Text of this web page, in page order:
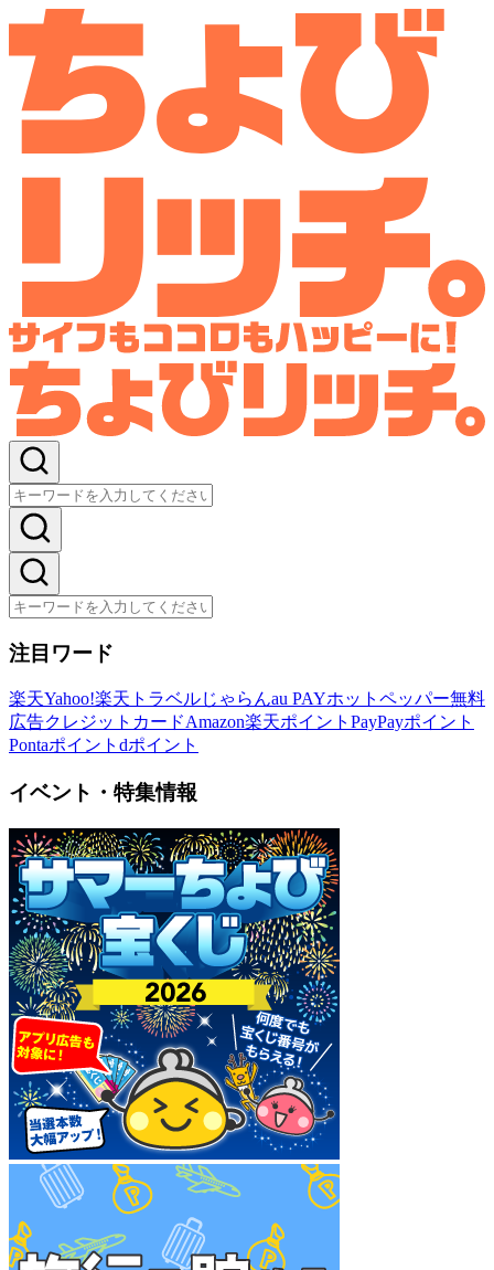
注目ワード
楽天Yahoo!楽天トラベルじゃらんau PAYホットペッパー無料
広告クレジットカードAmazon楽天ポイント PayPayポイント
Pontaポイント dポイント
イベント・特集情報